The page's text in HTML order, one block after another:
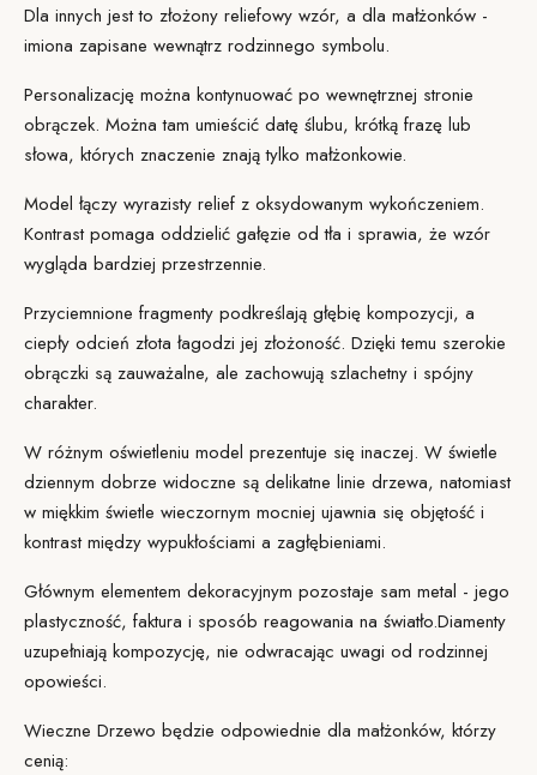
Dla innych jest to złożony reliefowy wzór, a dla małżonków -
imiona zapisane wewnątrz rodzinnego symbolu.
Personalizację można kontynuować po wewnętrznej stronie
obrączek. Można tam umieścić datę ślubu, krótką frazę lub
słowa, których znaczenie znają tylko małżonkowie.
Model łączy wyrazisty relief z oksydowanym wykończeniem.
Kontrast pomaga oddzielić gałęzie od tła i sprawia, że wzór
wygląda bardziej przestrzennie.
Przyciemnione fragmenty podkreślają głębię kompozycji, a
ciepły odcień złota łagodzi jej złożoność. Dzięki temu szerokie
obrączki są zauważalne, ale zachowują szlachetny i spójny
charakter.
W różnym oświetleniu model prezentuje się inaczej. W świetle
dziennym dobrze widoczne są delikatne linie drzewa, natomiast
w miękkim świetle wieczornym mocniej ujawnia się objętość i
kontrast między wypukłościami a zagłębieniami.
Głównym elementem dekoracyjnym pozostaje sam metal - jego
plastyczność, faktura i sposób reagowania na światło.Diamenty
uzupełniają kompozycję, nie odwracając uwagi od rodzinnej
opowieści.
Wieczne Drzewo będzie odpowiednie dla małżonków, którzy
cenią: